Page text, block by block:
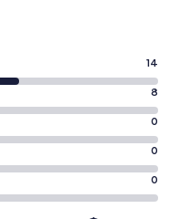
14
8
0
0
0